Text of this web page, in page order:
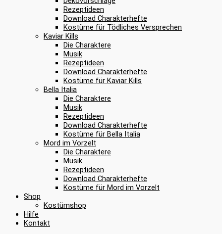
Rezeptideen
Download Charakterhefte
Kostüme für Tödliches Versprechen
Kaviar Kills
Die Charaktere
Musik
Rezeptideen
Download Charakterhefte
Kostüme für Kaviar Kills
Bella Italia
Die Charaktere
Musik
Rezeptideen
Download Charakterhefte
Kostüme für Bella Italia
Mord im Vorzelt
Die Charaktere
Musik
Rezeptideen
Download Charakterhefte
Kostüme für Mord im Vorzelt
Shop
Kostümshop
Hilfe
Kontakt